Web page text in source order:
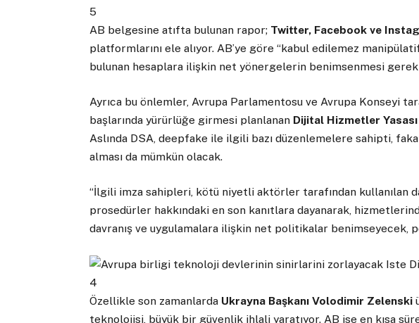
AB belgesine atıfta bulunan rapor; Twitter, Facebook ve
platformlarını ele alıyor. AB’ye göre “kabul edilemez
bulunan hesaplara ilişkin net yönergelerin benimsenmesi
Ayrıca bu önlemler, Avrupa Parlamentosu ve Avrupa Konseyi
başlarında yürürlüğe girmesi planlanan Dijital Hizmetler Yasası
Aslında DSA, deepfake ile ilgili bazı düzenlemelere sahipti,
alması da mümkün olacak.
“İlgili imza sahipleri, kötü niyetli aktörler tarafından kullanılan
prosedürler hakkındaki en son kanıtlara dayanarak,
davranış ve uygulamalara ilişkin net politikalar benimseyecek,
Özellikle son zamanlarda Ukrayna Başkanı Volodimir Zelenski
teknolojisi, büyük bir güvenlik ihlali yaratıyor. AB ise en kısa